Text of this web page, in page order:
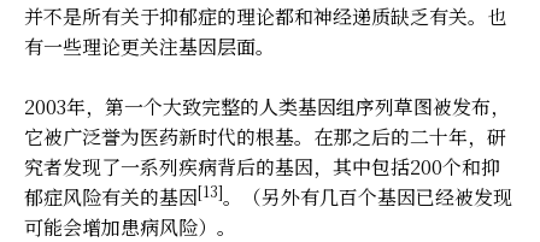
并不是所有关于抑郁症的理论都和神经递质缺乏有关。也
有一些理论更关注基因层面。
2003年，第一个大致完整的人类基因组序列草图被发布，
它被广泛誉为医药新时代的根基。在那之后的二十年，研
究者发现了一系列疾病背后的基因，其中包括200个和抑
郁症风险有关的基因[13]。（另外有几百个基因已经被发现
可能会增加患病风险）。